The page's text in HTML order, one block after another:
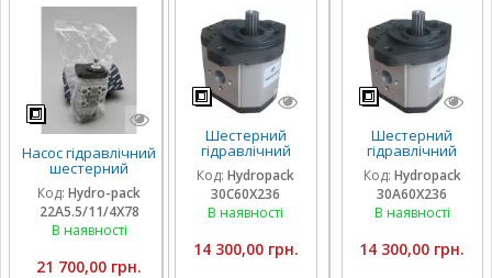
Насос гідравлічний
шестерний
тандемний Hydro-
pack
22A5.5/11/4X780DSS
для CLAAS
Код: Hydro-pack
22A5.5/11/4X78
В наявності
21 700,00 грн.
Шестерний
гідравлічний
насос Hydropack
30C60X236 (60
см3) правого
обертання
Код: Hydropack
30C60X236
В наявності
14 300,00 грн.
Шестерний
гідравлічний
насос Hydropack
30A60X236 (60
см3) лівого
обертання
Код: Hydropack
30A60X236
В наявності
14 300,00 грн.